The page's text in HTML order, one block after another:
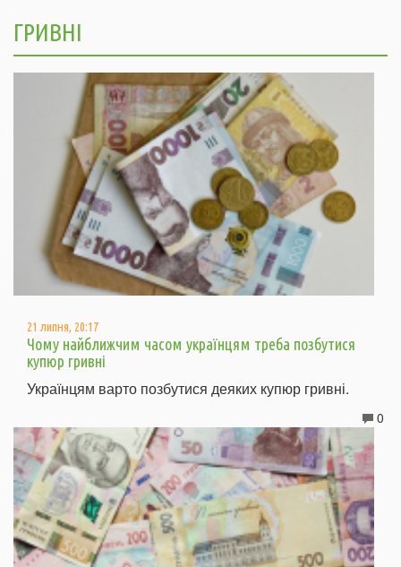
ГРИВНІ
21 липня, 20:17
Чому найближчим часом українцям треба позбутися
купюр гривні
Українцям варто позбутися деяких купюр гривні.
0